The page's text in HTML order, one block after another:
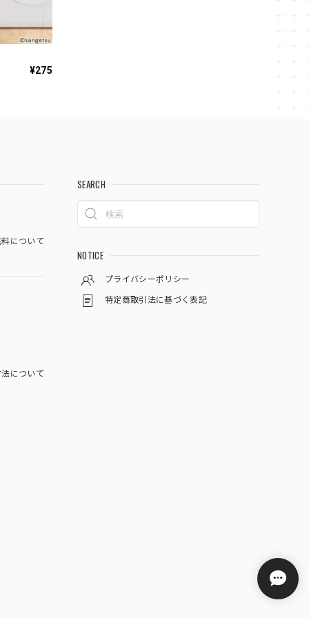
¥275
について
について
SEARCH
NOTICE
プライバシーポリシー
特定商取引法に基づく表記